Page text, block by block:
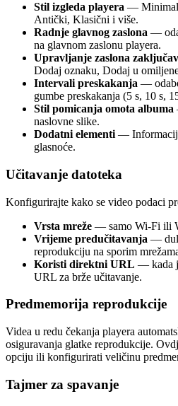
Stil izgleda playera —
Antički, Klasični i više.
Radnje glavnog zaslona —
na glavnom zaslonu playera.
Upravljanje zaslona
Dodaj oznaku, Dodaj u
Intervali preskakanja —
gumbe preskakanja (5 s, 10 s,
Stil pomicanja omota albuma
naslovne slike.
Dodatni elementi —
glasnoće.
Učitavanje datoteka
Konfigurirajte kako se video podaci
Vrsta mreže — samo Wi-Fi ili
Vrijeme predučitavanja —
reprodukciju na sporim
Koristi direktni URL — kada
URL za brže učitavanje.
Predmemorija reprodukcije
Videa u redu čekanja playera
osiguravanja glatke reprodukcije.
opciju ili konfigurirati veličinu
Tajmer za spavanje